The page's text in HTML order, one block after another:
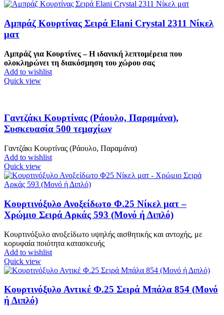
Αμπράζ Κουρτίνας Σειρά Elani Crystal 2311 Νίκελ
ματ
Αμπράζ για Κουρτίνες – Η ιδανική λεπτομέρεια που
ολοκληρώνει τη διακόσμηση του χώρου σας
Add to wishlist
Quick view
Γαντζάκι Κουρτίνας (Ράουλο, Παραμάνα),
Συσκευασία 500 τεμαχίων
Γαντζάκι Κουρτίνας (Ράουλο, Παραμάνα)
Add to wishlist
Quick view
Κουρτινόξυλο Ανοξείδωτο Φ.25 Νίκελ ματ –
Χρώμιο Σειρά Αρκάς 593 (Μονό ή Διπλό)
Κουρτινόξυλο ανοξείδωτο υψηλής αισθητικής και αντοχής, με
κορυφαία ποιότητα κατασκευής
Add to wishlist
Quick view
Κουρτινόξυλο Αντικέ Φ.25 Σειρά Μπάλα 854 (Μονό
ή Διπλό)